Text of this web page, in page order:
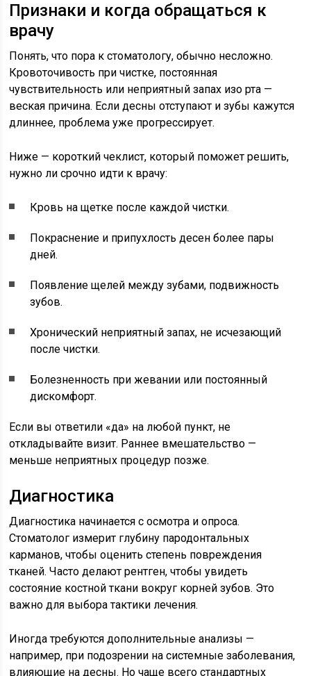
Признаки и когда обращаться к
врачу
Понять, что пора к стоматологу, обычно несложно.
Кровоточивость при чистке, постоянная
чувствительность или неприятный запах изо рта —
веская причина. Если десны отступают и зубы кажутся
длиннее, проблема уже прогрессирует.
Ниже — короткий чеклист, который поможет решить,
нужно ли срочно идти к врачу:
Кровь на щетке после каждой чистки.
Покраснение и припухлость десен более пары
дней.
Появление щелей между зубами, подвижность
зубов.
Хронический неприятный запах, не исчезающий
после чистки.
Болезненность при жевании или постоянный
дискомфорт.
Если вы ответили «да» на любой пункт, не
откладывайте визит. Раннее вмешательство —
меньше неприятных процедур позже.
Диагностика
Диагностика начинается с осмотра и опроса.
Стоматолог измерит глубину пародонтальных
карманов, чтобы оценить степень повреждения
тканей. Часто делают рентген, чтобы увидеть
состояние костной ткани вокруг корней зубов. Это
важно для выбора тактики лечения.
Иногда требуются дополнительные анализы —
например, при подозрении на системные заболевания,
влияющие на десны. Но чаще всего стандартных